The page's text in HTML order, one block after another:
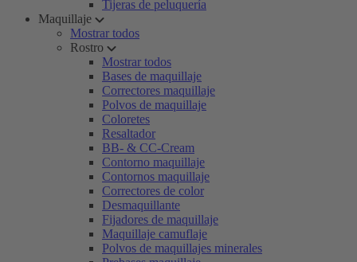
Tijeras de peluquería
Maquillaje
Mostrar todos
Rostro
Mostrar todos
Bases de maquillaje
Correctores maquillaje
Polvos de maquillaje
Coloretes
Resaltador
BB- & CC-Cream
Contorno maquillaje
Contornos maquillaje
Correctores de color
Desmaquillante
Fijadores de maquillaje
Maquillaje camuflaje
Polvos de maquillajes minerales